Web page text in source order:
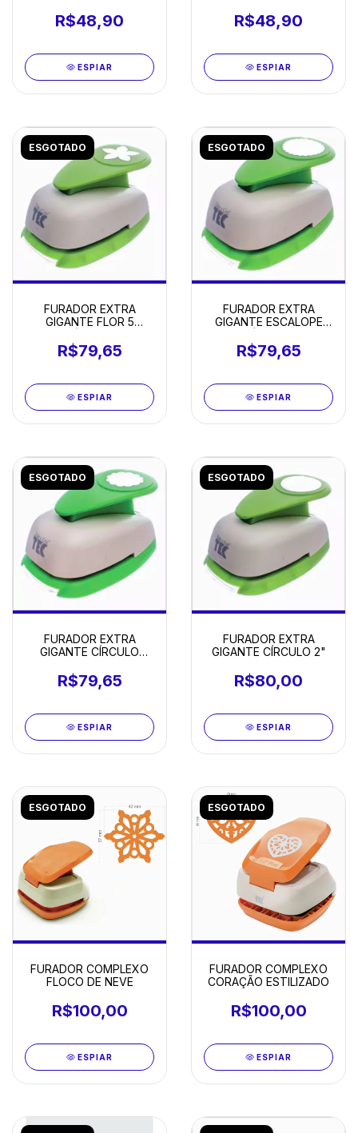
R$48,90
ESPIAR
R$48,90
ESPIAR
ESGOTADO
FURADOR EXTRA
GIGANTE FLOR 5
R$79,65
ESPIAR
ESGOTADO
FURADOR EXTRA
GIGANTE ESCALOPE
R$79,65
ESPIAR
ESGOTADO
FURADOR EXTRA
GIGANTE CÍRCULO
R$79,65
ESPIAR
ESGOTADO
FURADOR EXTRA
GIGANTE CÍRCULO 2"
R$80,00
ESPIAR
ESGOTADO
FURADOR COMPLEXO
FLOCO DE NEVE
R$100,00
ESPIAR
ESGOTADO
FURADOR COMPLEXO
CORAÇÃO ESTILIZADO
R$100,00
ESPIAR